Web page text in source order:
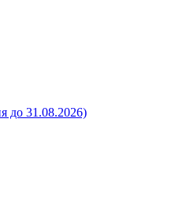
до 31.08.2026)